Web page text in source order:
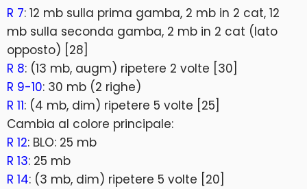
R 7: 12 mb sulla prima gamba, 2 mb in 2 cat, 12
mb sulla seconda gamba, 2 mb in 2 cat (lato
opposto) [28]
R 8: (13 mb, augm) ripetere 2 volte [30]
R 9-10: 30 mb (2 righe)
R 11: (4 mb, dim) ripetere 5 volte [25]
Cambia al colore principale:
R 12: BLO: 25 mb
R 13: 25 mb
R 14: (3 mb, dim) ripetere 5 volte [20]